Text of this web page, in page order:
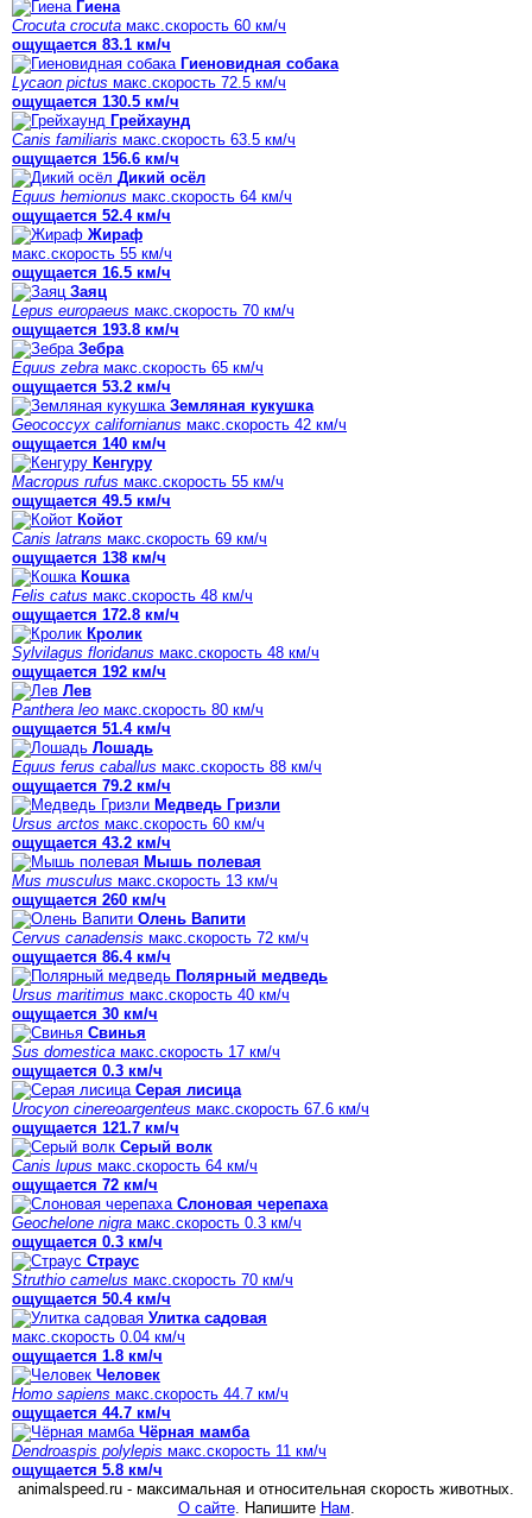
Гиена
Crocuta crocuta макс.скорость 60 км/ч
ощущается 83.1 км/ч
Гиеновидная собака
Lycaon pictus макс.скорость 72.5 км/ч
ощущается 130.5 км/ч
Грейхаунд
Canis familiaris макс.скорость 63.5 км/ч
ощущается 156.6 км/ч
Дикий осёл
Equus hemionus макс.скорость 64 км/ч
ощущается 52.4 км/ч
Жираф
макс.скорость 55 км/ч
ощущается 16.5 км/ч
Заяц
Lepus europaeus макс.скорость 70 км/ч
ощущается 193.8 км/ч
Зебра
Equus zebra макс.скорость 65 км/ч
ощущается 53.2 км/ч
Земляная кукушка
Geococcyx californianus макс.скорость 42 км/ч
ощущается 140 км/ч
Кенгуру
Macropus rufus макс.скорость 55 км/ч
ощущается 49.5 км/ч
Койот
Canis latrans макс.скорость 69 км/ч
ощущается 138 км/ч
Кошка
Felis catus макс.скорость 48 км/ч
ощущается 172.8 км/ч
Кролик
Sylvilagus floridanus макс.скорость 48 км/ч
ощущается 192 км/ч
Лев
Panthera leo макс.скорость 80 км/ч
ощущается 51.4 км/ч
Лошадь
Equus ferus caballus макс.скорость 88 км/ч
ощущается 79.2 км/ч
Медведь Гризли
Ursus arctos макс.скорость 60 км/ч
ощущается 43.2 км/ч
Мышь полевая
Mus musculus макс.скорость 13 км/ч
ощущается 260 км/ч
Олень Вапити
Cervus canadensis макс.скорость 72 км/ч
ощущается 86.4 км/ч
Полярный медведь
Ursus maritimus макс.скорость 40 км/ч
ощущается 30 км/ч
Свинья
Sus domestica макс.скорость 17 км/ч
ощущается 0.3 км/ч
Серая лисица
Urocyon cinereoargenteus макс.скорость 67.6 км/ч
ощущается 121.7 км/ч
Серый волк
Canis lupus макс.скорость 64 км/ч
ощущается 72 км/ч
Слоновая черепаха
Geochelone nigra макс.скорость 0.3 км/ч
ощущается 0.3 км/ч
Страус
Struthio camelus макс.скорость 70 км/ч
ощущается 50.4 км/ч
Улитка садовая
макс.скорость 0.04 км/ч
ощущается 1.8 км/ч
Человек
Homo sapiens макс.скорость 44.7 км/ч
ощущается 44.7 км/ч
Чёрная мамба
Dendroaspis polylepis макс.скорость 11 км/ч
ощущается 5.8 км/ч
animalspeed.ru - максимальная и относительная скорость животных.
О сайте. Напишите Нам.